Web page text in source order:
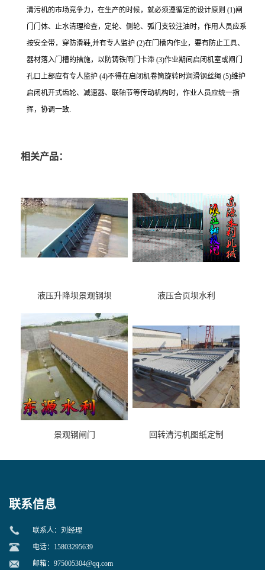
清污机的市场竞争力，在生产的时候，就必须遵循定的设计原则 (1)闸
门门体、止水清理检查，定轮、侧轮、弧门支铰注油时，作用人员应系
按安全带，穿防滑鞋,并有专人监护 (2)在门槽内作业，要有防止工具、
器材落入门槽的措施，以防铸铁闸门卡滞 (3)作业期间启闭机室或闸门
孔口上部应有专人监护 (4)不得在启闭机卷筒旋转时润滑钢丝绳 (5)维护
启闭机开式齿轮、减速器、联轴节等传动机构时，作业人员应统一指
挥，协调一致.
相关产品：
液压升降坝景观钢坝 液压合页坝水利
景观钢闸门 回转清污机图纸定制
联系信息
联系人：刘经理
电话：15803295639
邮箱： 975005304@qq.com